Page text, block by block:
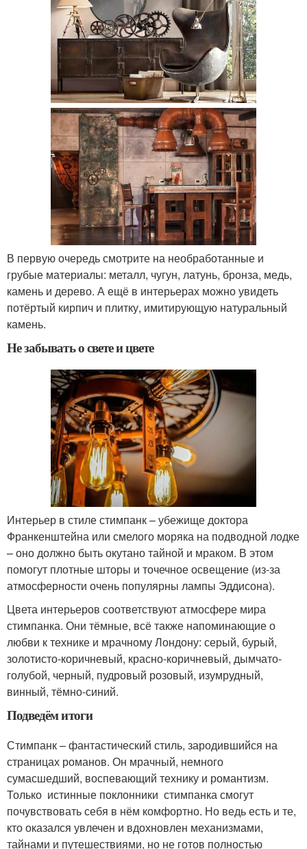
В первую очередь смотрите на необработанные и
грубые материалы: металл, чугун, латунь, бронза, медь,
камень и дерево. А ещё в интерьерах можно увидеть
потёртый кирпич и плитку, имитирующую натуральный
камень.
Не забывать о свете и цвете
Интерьер в стиле стимпанк – убежище доктора
Франкенштейна или смелого моряка на подводной лодке
– оно должно быть окутано тайной и мраком. В этом
помогут плотные шторы и точечное освещение (из-за
атмосферности очень популярны лампы Эддисона).
Цвета интерьеров соответствуют атмосфере мира
стимпанка. Они тёмные, всё также напоминающие о
любви к технике и мрачному Лондону: серый, бурый,
золотисто-коричневый, красно-коричневый, дымчато-
голубой, черный, пудровый розовый, изумрудный,
винный, тёмно-синий.
Подведём итоги
Стимпанк – фантастический стиль, зародившийся на
страницах романов. Он мрачный, немного
сумасшедший, воспевающий технику и романтизм.
Только истинные поклонники стимпанка смогут
почувствовать себя в нём комфортно. Но ведь есть и те,
кто оказался увлечен и вдохновлен механизмами,
тайнами и путешествиями, но не готов полностью